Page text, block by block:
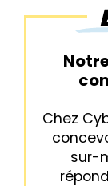
Chez
sur-